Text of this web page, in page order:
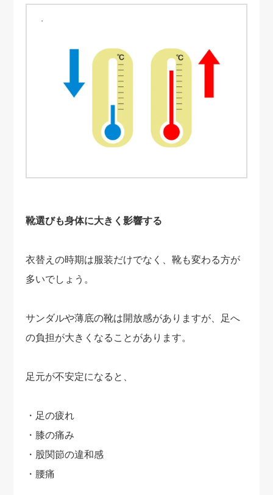
靴選びも身体に大きく影響する
衣替えの時期は服装だけでなく、靴も変わる方が
多いでしょう。
サンダルや薄底の靴は開放感がありますが、足へ
の負担が大きくなることがあります。
足元が不安定になると、
・足の疲れ
・膝の痛み
・股関節の違和感
・腰痛